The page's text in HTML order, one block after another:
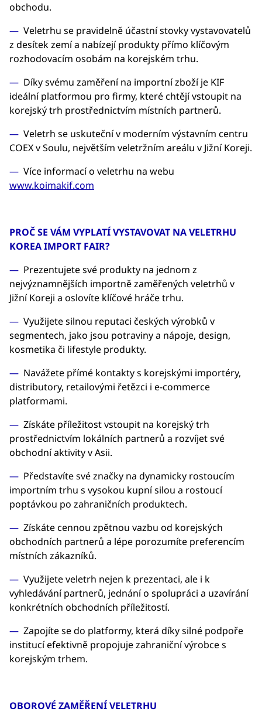
obchodu.
Veletrhu se pravidelně účastní stovky vystavovatelů
z desítek zemí a nabízejí produkty přímo klíčovým
rozhodovacím osobám na korejském trhu.
Díky svému zaměření na importní zboží je KIF
ideální platformou pro firmy, které chtějí vstoupit na
korejský trh prostřednictvím místních partnerů.
Veletrh se uskuteční v moderním výstavním centru
COEX v Soulu, největším veletržním areálu v Jižní Koreji.
Více informací o veletrhu na webu
www.koimakif.com
PROČ SE VÁM VYPLATÍ VYSTAVOVAT NA VELETRHU
KOREA IMPORT FAIR?
Prezentujete své produkty na jednom z
nejvýznamnějších importně zaměřených veletrhů v
Jižní Koreji a oslovíte klíčové hráče trhu.
Využijete silnou reputaci českých výrobků v
segmentech, jako jsou potraviny a nápoje, design,
kosmetika či lifestyle produkty.
Navážete přímé kontakty s korejskými importéry,
distributory, retailovými řetězci i e-commerce
platformami.
Získáte příležitost vstoupit na korejský trh
prostřednictvím lokálních partnerů a rozvíjet své
obchodní aktivity v Asii.
Představíte své značky na dynamicky rostoucím
importním trhu s vysokou kupní silou a rostoucí
poptávkou po zahraničních produktech.
Získáte cennou zpětnou vazbu od korejských
obchodních partnerů a lépe porozumíte preferencím
místních zákazníků.
Využijete veletrh nejen k prezentaci, ale i k
vyhledávání partnerů, jednání o spolupráci a uzavírání
konkrétních obchodních příležitostí.
Zapojíte se do platformy, která díky silné podpoře
institucí efektivně propojuje zahraniční výrobce s
korejským trhem.
OBOROVÉ ZAMĚŘENÍ VELETRHU